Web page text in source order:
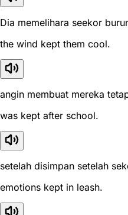
Dia memelihara seekor
the wind kept them cool.
angin membuat mereka
was kept after school.
setelah disimpan setelah
emotions kept in leash.